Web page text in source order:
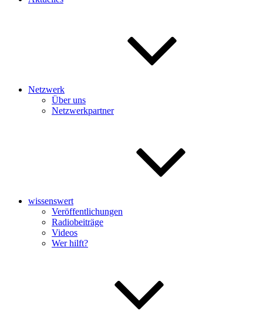
Netzwerk
Über uns
Netzwerkpartner
wissenswert
Veröffentlichungen
Radiobeiträge
Videos
Wer hilft?